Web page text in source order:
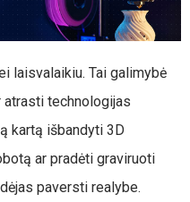
laisvalaikiu. Tai galimybė
technologijas
kartą išbandyti 3D
ar pradėti graviruoti
paversti realybe.